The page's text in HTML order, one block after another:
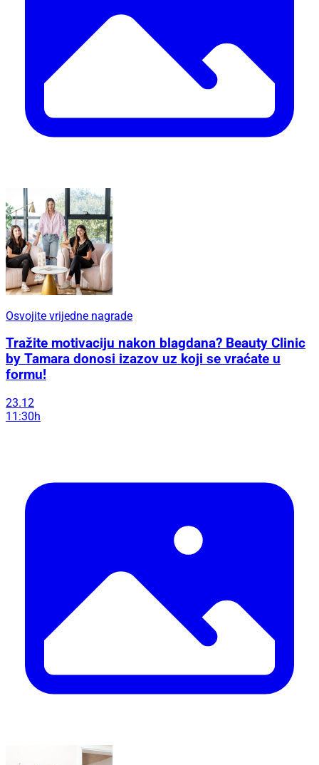
Osvojite vrijedne nagrade
Tražite motivaciju nakon blagdana? Beauty Clinic
by Tamara donosi izazov uz koji se vraćate u
formu!
23.12
11:30h